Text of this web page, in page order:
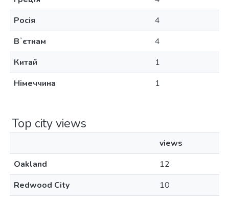
Росія
4
Вʼєтнам
4
Китай
1
Німеччина
1
Top city views
views
Oakland
12
Redwood City
10